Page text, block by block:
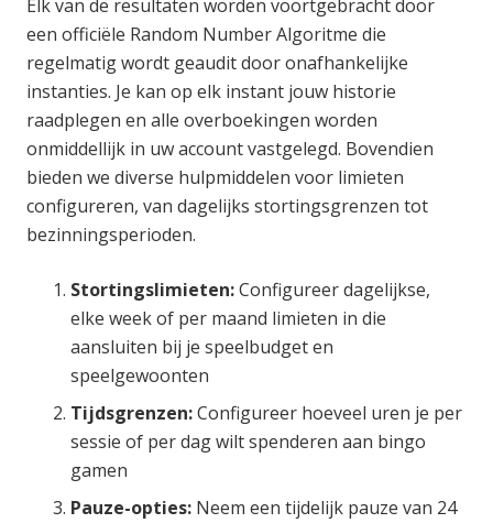
Elk van de resultaten worden voortgebracht door
een officiële Random Number Algoritme die
regelmatig wordt geaudit door onafhankelijke
instanties. Je kan op elk instant jouw historie
raadplegen en alle overboekingen worden
onmiddellijk in uw account vastgelegd. Bovendien
bieden we diverse hulpmiddelen voor limieten
configureren, van dagelijks stortingsgrenzen tot
bezinningsperioden.
Stortingslimieten:Configureer dagelijkse,
elke week of per maand limieten in die
aansluiten bij je speelbudget en
speelgewoonten
Tijdsgrenzen:Configureer hoeveel uren je per
sessie of per dag wilt spenderen aan bingo
gamen
Pauze-opties: Neem een tijdelijk pauze van 24